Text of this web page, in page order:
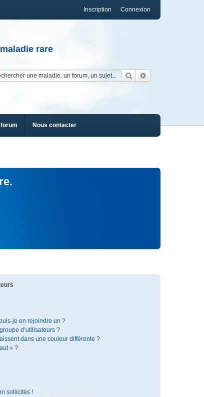
Connexion
Inscription
rare
Rechercher
Nous contacter
je en rejoindre un ?
d’utilisateurs ?
dans une couleur différente ?
» ?
sollicités !